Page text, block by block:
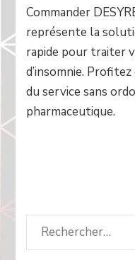
Commander
représente la
rapide pour traiter
d’insomnie.
du service sans
pharmaceutique.
Rechercher
: